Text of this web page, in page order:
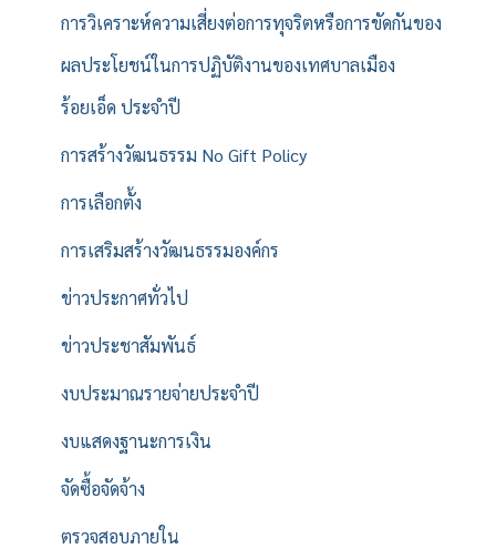
การวิเคราะห์ความเสี่ยงต่อการทุจริตหรือการขัดกันของ
ผลประโยชน์ในการปฏิบัติงานของเทศบาลเมือง
ร้อยเอ็ด ประจำปี
การสร้างวัฒนธรรม No Gift Policy
การเลือกตั้ง
การเสริมสร้างวัฒนธรรมองค์กร
ข่าวประกาศทั่วไป
ข่าวประชาสัมพันธ์
งบประมาณรายจ่ายประจำปี
งบแสดงฐานะการเงิน
จัดซื้อจัดจ้าง
ตรวจสอบภายใน